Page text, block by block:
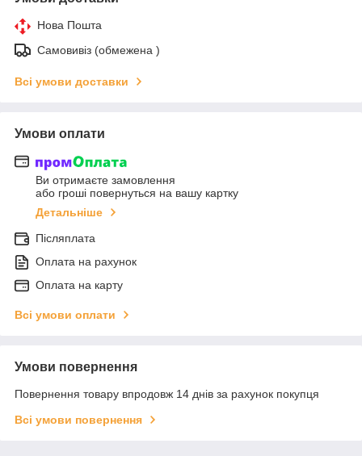
Нова Пошта
Самовивіз (обмежена )
Всі умови доставки
Умови оплати
Ви отримаєте замовлення
або гроші повернуться на вашу картку
Детальніше
Післяплата
Оплата на рахунок
Оплата на карту
Всі умови оплати
Умови повернення
Повернення товару впродовж 14 днів за рахунок покупця
Всі умови повернення